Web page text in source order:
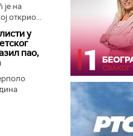
је на
открио...
у
пао,